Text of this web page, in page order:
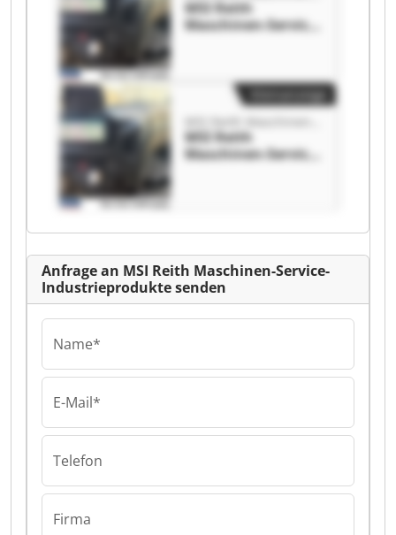
MSI Reith
Maschinen-Service-
Maschinen-Service-
Industrieprodukte
MSI Reith
Maschinen-Service-
Kleinanzeige
Anfrage an MSI Reith Maschinen-Service-
Industrieprodukte senden
Name*
E-Mail*
Telefon
Firma